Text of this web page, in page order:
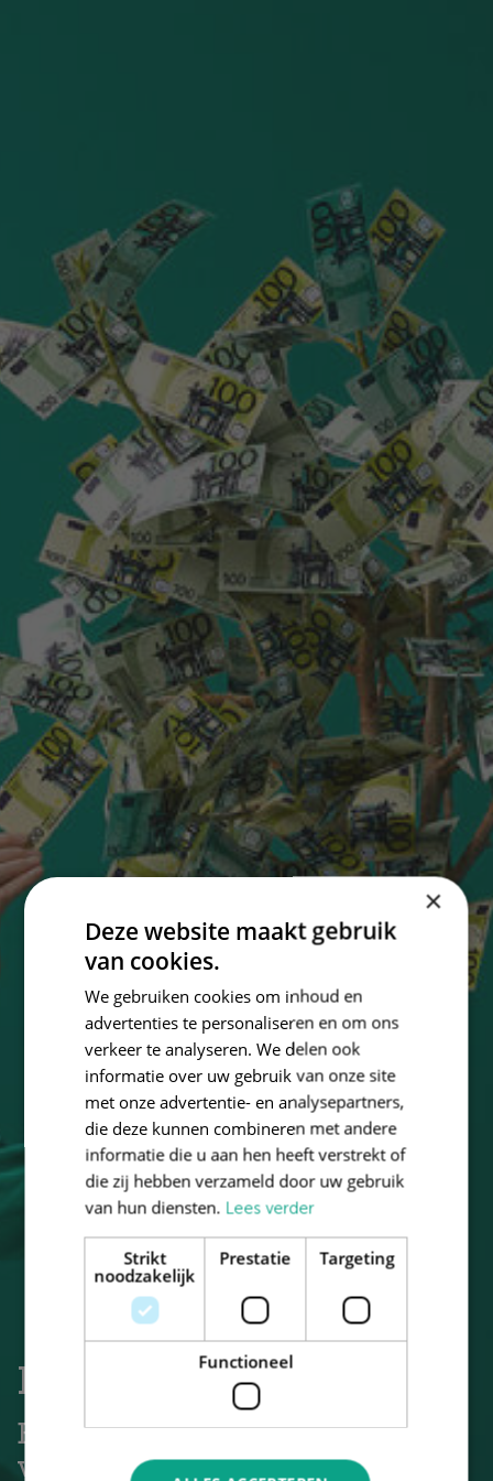
Risk
Brand New Day loopt
verschillende soorten risico’s.
×
Deze website maakt gebruik
van cookies.
We gebruiken cookies om inhoud en
advertenties te personaliseren en om ons
verkeer te analyseren. We delen ook
informatie over uw gebruik van onze site
met onze advertentie- en analysepartners,
die deze kunnen combineren met andere
informatie die u aan hen heeft verstrekt of
die zij hebben verzameld door uw gebruik
van hun diensten. Lees verder
Strikt
noodzakelijk
Prestatie Targeting
Functioneel